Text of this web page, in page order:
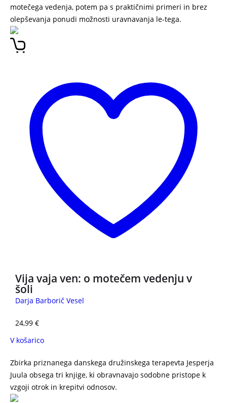
motečega vedenja, potem pa s praktičnimi primeri in brez
olepševanja ponudi možnosti uravnavanja le-tega.
Vija vaja ven: o motečem vedenju v
šoli
Darja Barborič Vesel
24,99 €
V košarico
Zbirka priznanega danskega družinskega terapevta Jesperja
Juula obsega tri knjige, ki obravnavajo sodobne pristope k
vzgoji otrok in krepitvi odnosov.